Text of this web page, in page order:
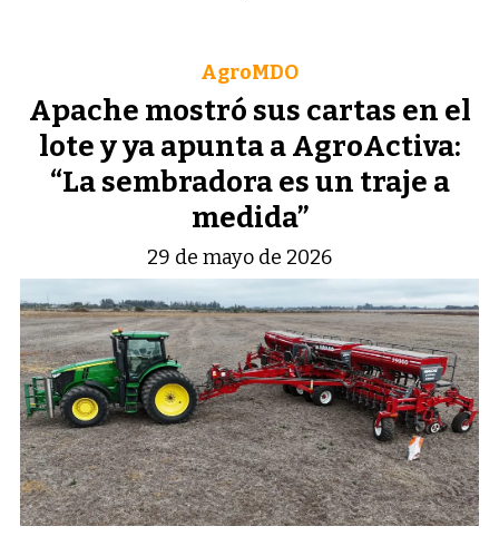
Apache mostró sus cartas en el
lote y ya apunta a AgroActiva:
“La sembradora es un traje a
medida”
AgroMDO
29 de mayo de 2026